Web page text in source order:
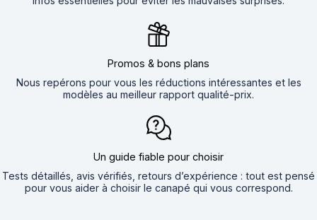
Promos & bons plans
Nous repérons pour vous les réductions intéressantes et les
modèles au meilleur rapport qualité-prix.
Un guide fiable pour choisir
Tests détaillés, avis vérifiés, retours d’expérience : tout est pensé
pour vous aider à choisir le canapé qui vous correspond.